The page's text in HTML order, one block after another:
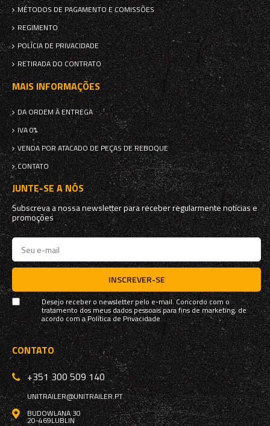
MÉTODOS DE PAGAMENTO E COMISSÕES
REGIMENTO
POLÍCIA DE PRIVACIDADE
RETIRADA DO CONTRATO
MAIS INFORMAÇÕES
DA ORDEM À ENTREGA
IVA 0%
VENDA POR ATACADO DE PEÇAS DE REBOQUE
CONTATO
JUNTE-SE A NÓS
Subscreva a nossa newsletter para receber regularmente notícias e
promoções
INSCREVER-SE
Desejo receber o newsletter pelo e-mail. Concordo com o
tratamento dos meus dados pessoais para fins de marketing, de
acordo com aPolítica de Privacidade
CONTATO
+351 300 509 140
UNITRAILER@UNITRAILER.PT
BUDOWLANA 30
20-469LUBLIN